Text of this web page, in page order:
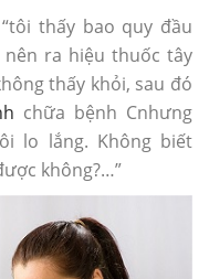
thấy bao quy đầu
ra hiệu thuốc tây
thấy khỏi, sau đó
chữa bệnh Cnhưng
lo lắng. Không biết
không?…”